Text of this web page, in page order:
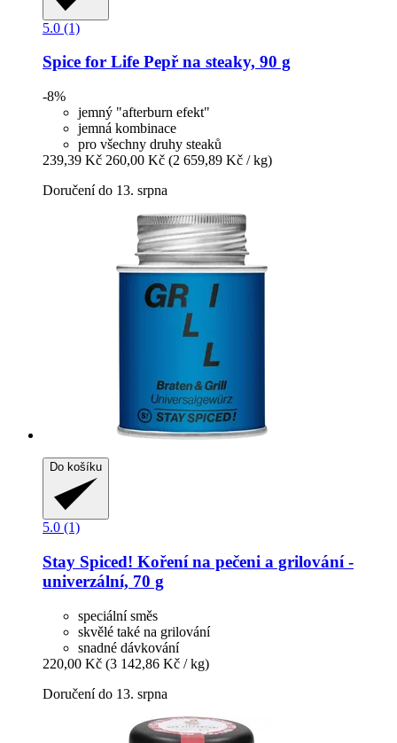
5.0 (1)
Spice for Life Pepř na steaky, 90 g
-8%
jemný "afterburn efekt"
jemná kombinace
pro všechny druhy steaků
239,39 Kč 260,00 Kč (2 659,89 Kč / kg)
Doručení do 13. srpna
Do košíku
5.0 (1)
Stay Spiced! Koření na pečeni a grilování -​
univerzální, 70 g
speciální směs
skvělé také na grilování
snadné dávkování
220,00 Kč (3 142,86 Kč / kg)
Doručení do 13. srpna